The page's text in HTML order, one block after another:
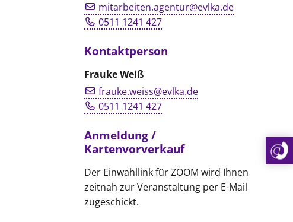
mitarbeiten.agentur@evlka.de
0511 1241 427
Kontaktperson
Frauke Weiß
frauke.weiss@evlka.de
0511 1241 427
Anmeldung /
Kartenvorverkauf
Der Einwahllink für ZOOM wird Ihnen
zeitnah zur Veranstaltung per E-Mail
zugeschickt.